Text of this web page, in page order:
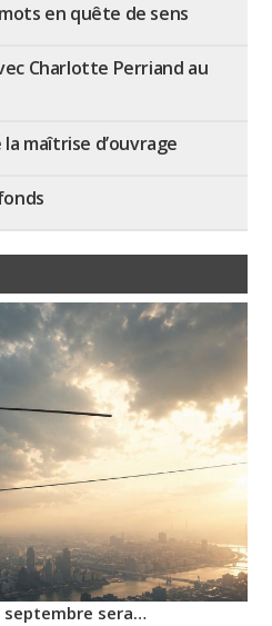
en quête de sens
Charlotte Perriand au
maîtrise d’ouvrage
septembre sera…